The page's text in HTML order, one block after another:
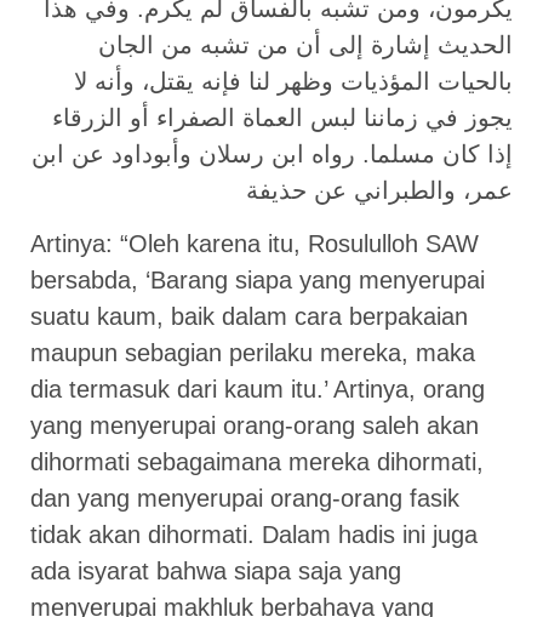
يكرمون، ومن تشبه بالفساق لم يكرم. وفي هذا
الحديث إشارة إلى أن من تشبه من الجان
بالحيات المؤذيات وظهر لنا فإنه يقتل، وأنه لا
يجوز في زماننا لبس العماة الصفراء أو الزرقاء
إذا كان مسلما. رواه ابن رسلان وأبوداود عن ابن
عمر، والطبراني عن حذيفة
Artinya: “Oleh karena itu, Rosululloh SAW
bersabda, ‘Barang siapa yang menyerupai
suatu kaum, baik dalam cara berpakaian
maupun sebagian perilaku mereka, maka
dia termasuk dari kaum itu.’ Artinya, orang
yang menyerupai orang-orang saleh akan
dihormati sebagaimana mereka dihormati,
dan yang menyerupai orang-orang fasik
tidak akan dihormati. Dalam hadis ini juga
ada isyarat bahwa siapa saja yang
menyerupai makhluk berbahaya yang